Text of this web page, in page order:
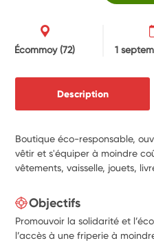
Écommoy(72) 1
Description
Boutique éco-responsable,
vêtir et s'équiper à moindre
vêtements, vaisselle, jouets,
Objectifs
Promouvoir la solidarité et
l’accès à une friperie à